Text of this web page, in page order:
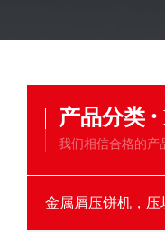
产品分类 ·
我们相信合格的产
金属屑压饼机，压